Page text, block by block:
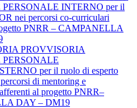
PERSONALE INTERNO per il
nei percorsi co-curriculari
PNRR – CAMPANELLA
PROVVISORIA
PERSONALE
per il ruolo di esperto
di mentoring e
al progetto PNRR–
DAY – DM19